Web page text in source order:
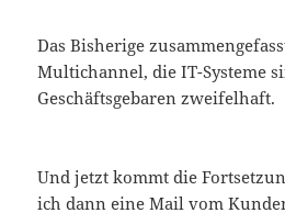
Das Bisherige
Multichannel, die IT-Systeme
Geschäftsgebaren zweifelhaft.
Und jetzt kommt die
ich dann eine Mail vom